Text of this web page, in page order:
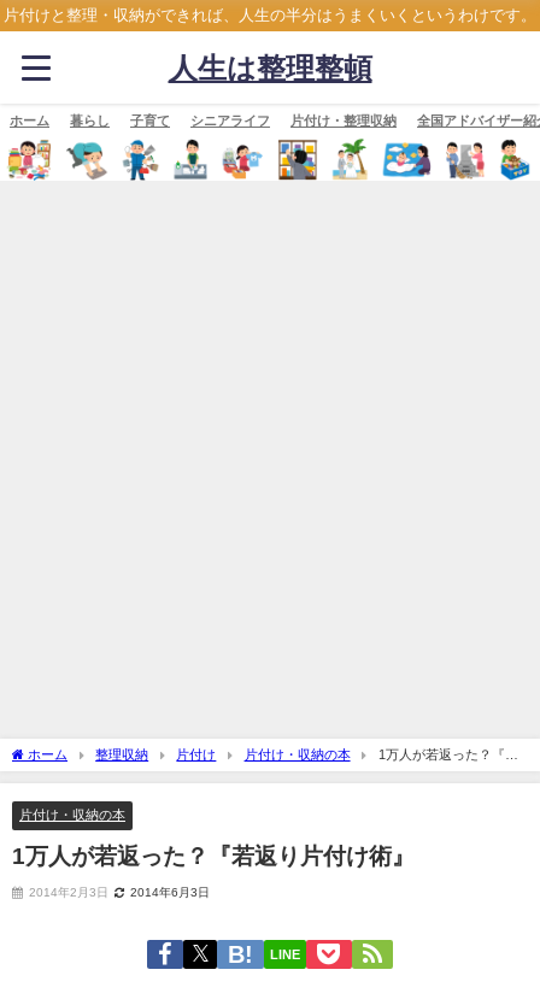
片付けと整理・収納ができれば、人生の半分はうまくいくというわけです。
人生は整理整頓
ホーム 暮らし 子育て シニアライフ 片付け・整理収納 全国アドバイザー紹
ホーム 整理収納 片付け 片付け・収納の本
1万人が若返った？『若
返り片付け術』
片付け・収納の本
1万人が若返った？『若返り片付け術』
2014年2月3日 2014年6月3日
LINE